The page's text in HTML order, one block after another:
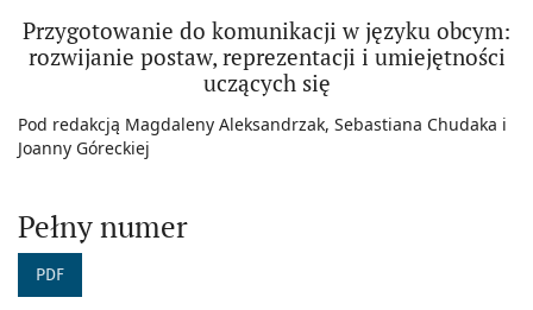
Przygotowanie do komunikacji w języku obcym:
rozwijanie postaw, reprezentacji i umiejętności
uczących się
Pod redakcją Magdaleny Aleksandrzak, Sebastiana Chudaka i
Joanny Góreckiej
Pełny numer
PDF